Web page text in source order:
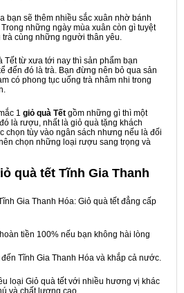
bạn sẽ thêm nhiều sắc xuân nhờ bánh
những ngày mùa xuân còn gì tuyệt
cùng những người thân yêu.
Tết từ xưa tới nay thì sản phẩm bạn
đến đó là trà. Bạn đừng nên bỏ qua sản
có phong tục uống trà nhâm nhi trong
1 giỏ quà Tết gồm những gì thì một
là rượu, nhất là giỏ quà tặng khách
chọn tùy vào ngân sách nhưng nếu là đối
chọn những loại rượu sang trọng và
quà tết Tĩnh Gia Thanh
Gia Thanh Hóa: Giỏ quà tết đẳng cấp
tiền 100% nếu bạn không hài lòng
Tĩnh Gia Thanh Hóa và khắp cả nước.
loại Giỏ quà tết với nhiều hương vị khác
và chất lượng cao.